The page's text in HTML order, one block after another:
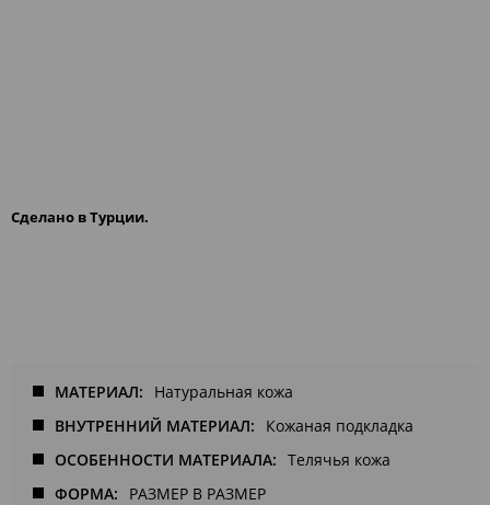
Сделано в Турции.
МАТЕРИАЛ
Натуральная кожа
ВНУТРЕННИЙ МАТЕРИАЛ
Кожаная подкладка
ОСОБЕННОСТИ МАТЕРИАЛА
Телячья кожа
ФОРМА
РАЗМЕР В РАЗМЕР